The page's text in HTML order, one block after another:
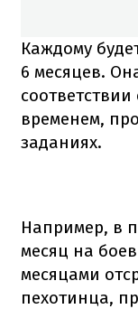
Каждому
6 месяцев.
временем,
заданиях.
Например, в
месяц на
месяцами
пехотинца,